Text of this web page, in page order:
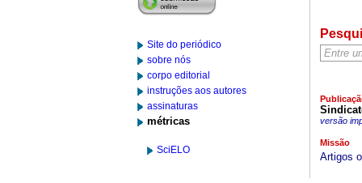
Site do periódico
sobre nós
corpo editorial
instruções aos autores
assinaturas
métricas
SciELO
versão
Missão
Artigos